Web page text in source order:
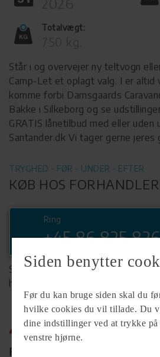
Totalvægt:
Står i og overvejer ny teltvogn
Camp-Let et oplagt valg. I er altid
komme forbi Damsgaards
Bakke i Silkeborg og se
GRATIS lånetilbud med eller uden
Santander.dk Vi tager gerne jeres
TRYGHED - FØR - UNDER - EFTER
KØB HOS FORHANDLER
Ring
+45 86 825 826
Se komplet info på forhandlerens
hjemmeside
Forhandler
Siden benytter
Før du kan bruge siden skal du
hvilke cookies du vil tillade. Du
dine indstillinger ved at trykke på
venstre hjørne.